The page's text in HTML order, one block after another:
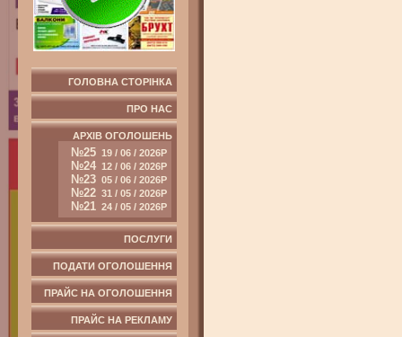
ГОЛОВНА СТОРІНКА
ПРО НАС
АРХІВ ОГОЛОШЕНЬ
№25 19 / 06 / 2026Р
№24 12 / 06 / 2026Р
№23 05 / 06 / 2026Р
№22 31 / 05 / 2026Р
№21 24 / 05 / 2026Р
ПОСЛУГИ
ПОДАТИ ОГОЛОШЕННЯ
ПРАЙС НА ОГОЛОШЕННЯ
ПРАЙС НА РЕКЛАМУ